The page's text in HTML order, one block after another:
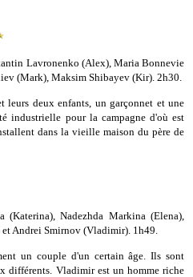
Lavronenko (Alex), Maria Bonnevie
(Mark), Maksim Shibayev (Kir). 2h30.
leurs deux enfants, un garçonnet et une
industrielle pour la campagne d'où est
dans la vieille maison du père de
(Katerina), Nadezhda Markina (Elena),
Andrei Smirnov (Vladimir). 1h49.
un couple d'un certain âge. Ils sont
différents. Vladimir est un homme riche